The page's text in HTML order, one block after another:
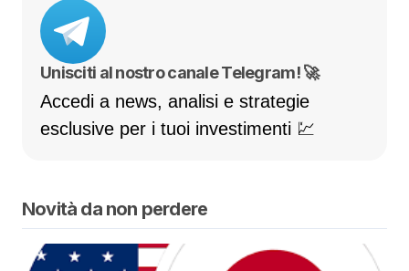
Unisciti al nostro canale Telegram! 🚀
Accedi a news, analisi e strategie
esclusive per i tuoi investimenti 💹
Novità da non perdere